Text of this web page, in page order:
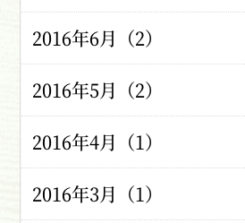
2016年6月（2）
2016年5月（2）
2016年4月（1）
2016年3月（1）